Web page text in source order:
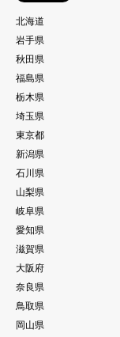
北海道
岩手県
秋田県
福島県
栃木県
埼玉県
東京都
新潟県
石川県
山梨県
岐阜県
愛知県
滋賀県
大阪府
奈良県
鳥取県
岡山県